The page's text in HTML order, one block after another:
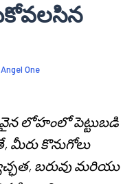
Angel One
లోహంలో పెట్టుబడి
మీరు కొనుగోలు
బరువు మరియు